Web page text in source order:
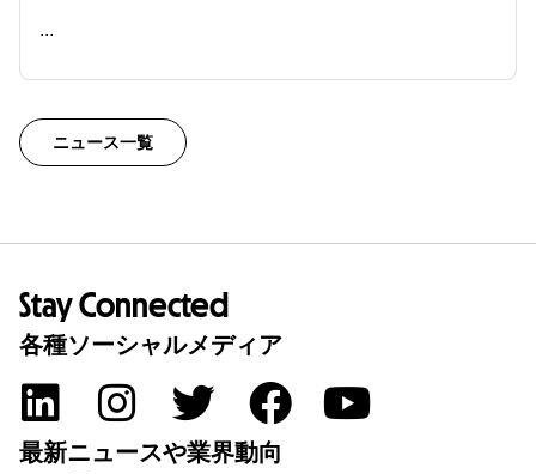
...
READ ME
ニュース一覧
Stay Connected
各種ソーシャルメディア
最新ニュースや業界動向